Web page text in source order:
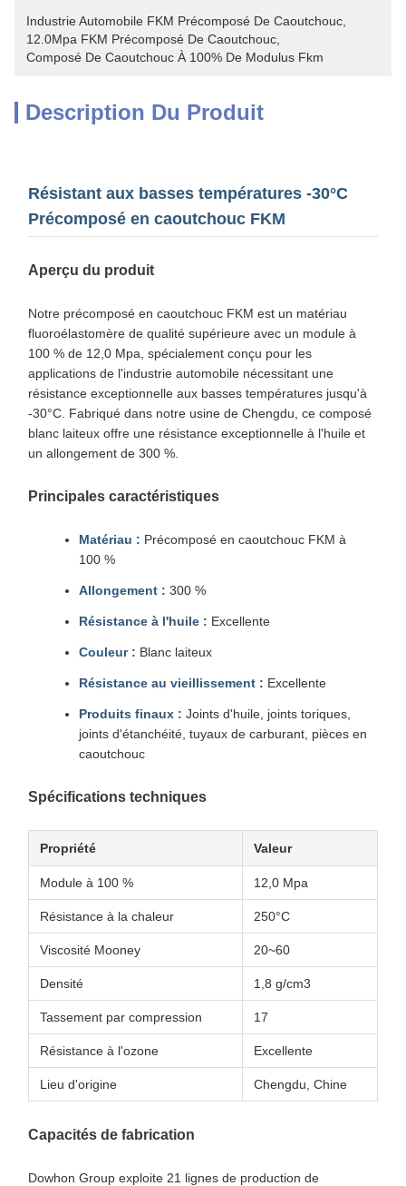
Industrie Automobile FKM Précomposé De Caoutchouc
12.0Mpa FKM Précomposé De Caoutchouc
Composé De Caoutchouc À 100% De Modulus Fkm
Description Du Produit
Résistant aux basses températures -30°C
Précomposé en caoutchouc FKM
Aperçu du produit
Notre précomposé en caoutchouc FKM est un matériau
fluoroélastomère de qualité supérieure avec un module à
100 % de 12,0 Mpa, spécialement conçu pour les
applications de l'industrie automobile nécessitant une
résistance exceptionnelle aux basses températures jusqu'à
-30°C. Fabriqué dans notre usine de Chengdu, ce composé
blanc laiteux offre une résistance exceptionnelle à l'huile et
un allongement de 300 %.
Principales caractéristiques
Matériau : Précomposé en caoutchouc FKM à
100 %
Allongement : 300 %
Résistance à l'huile : Excellente
Couleur : Blanc laiteux
Résistance au vieillissement : Excellente
Produits finaux : Joints d'huile, joints toriques,
joints d'étanchéité, tuyaux de carburant, pièces en
caoutchouc
Spécifications techniques
Propriété Valeur
Module à 100 % 12,0 Mpa
Résistance à la chaleur 250°C
Viscosité Mooney 20~60
Densité 1,8 g/cm3
Tassement par compression 17
Résistance à l'ozone Excellente
Lieu d'origine Chengdu, Chine
Capacités de fabrication
Dowhon Group exploite 21 lignes de production de